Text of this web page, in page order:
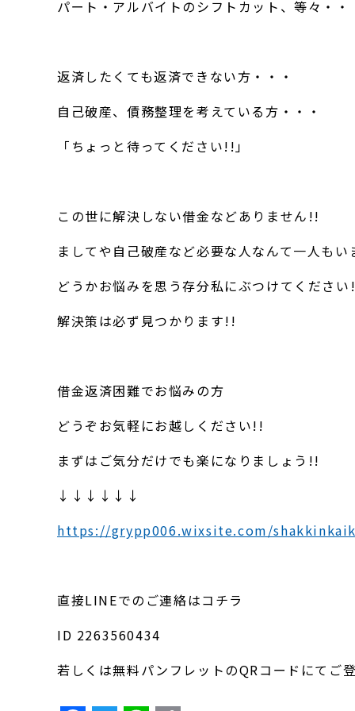
パート・アルバイトのシフトカット、等々・・
返済したくても返済できない方・・・
自己破産、債務整理を考えている方・・・
「ちょっと待ってください!!」
この世に解決しない借金などありません!!
ましてや自己破産など必要な人なんて一人も
どうかお悩みを思う存分私にぶつけてくださ
解決策は必ず見つかります!!
借金返済困難でお悩みの方
どうぞお気軽にお越しください!!
まずはご気分だけでも楽になりましょう!!
↓↓↓↓↓↓
https://grypp006.wixsite.com/
直接LINEでのご連絡はコチラ
ID 2263560434
若しくは無料パンフレットのQRコードにてご登